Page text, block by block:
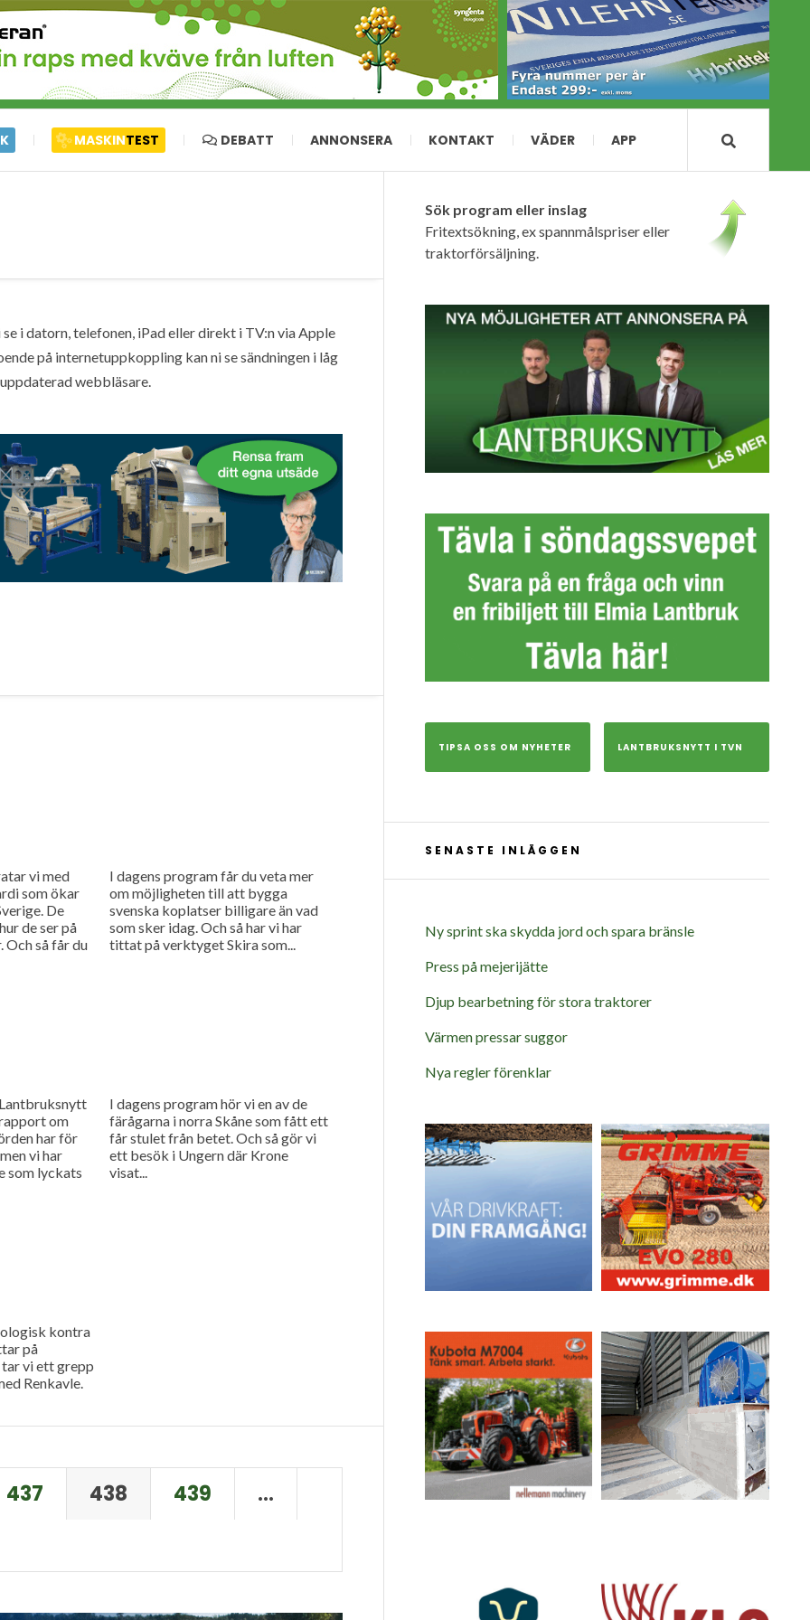
MASKINTEST DEBATT ANNONSERA KONTAKT VÄDER APP
i datorn, telefonen, iPad eller direkt i TV:n via Apple
på internetuppkoppling kan ni se sändningen i låg
webbläsare.
vi med
som ökar
De
de ser på
så får du
I dagens program får du veta mer
om möjligheten till att bygga
svenska koplatser billigare än vad
som sker idag. Och så har vi har
tittat på verktyget Skira som...
om
har för
vi har
som lyckats
I dagens program hör vi en av de
färågarna i norra Skåne som fått ett
får stulet från betet. Och så gör vi
ett besök i Ungern där Krone
visat...
kontra
på
tar vi ett grepp
Renkavle.
437 438 439 …
Sök program eller inslag
Fritextsökning, ex spannmålspriser eller
traktorförsäljning.
TIPSA OSS OM NYHETER LANTBRUKSNYTT I TVN
SENASTE INLÄGGEN
Ny sprint ska skydda jord och spara bränsle
Press på mejerijätte
Djup bearbetning för stora traktorer
Värmen pressar suggor
Nya regler förenklar